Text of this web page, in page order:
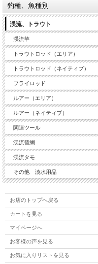
釣種、魚種別
渓流、トラウト
渓流竿
トラウトロッド（エリア）
トラウトロッド（ネイティブ）
フライロッド
ルアー（エリア）
ルアー（ネイティブ）
関連ツール
渓流替網
渓流タモ
その他 淡水用品
お店のトップへ戻る
カートを見る
マイページへ
お客様の声を見る
お気に入りリストを見る